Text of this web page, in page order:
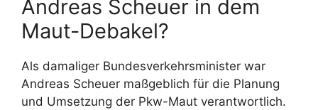
Andreas Scheuer in dem
Maut-Debakel?
Als damaliger Bundesverkehrsminister war
Andreas Scheuer maßgeblich für die Planung
und Umsetzung der Pkw-Maut verantwortlich.